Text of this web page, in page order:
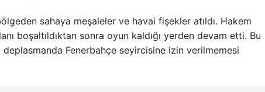
sahaya meşaleler ve havai fişekler atıldı. Hakem
boşaltıldıktan sonra oyun kaldığı yerden devam etti. Bu
Fenerbahçe seyircisine izin verilmemesi